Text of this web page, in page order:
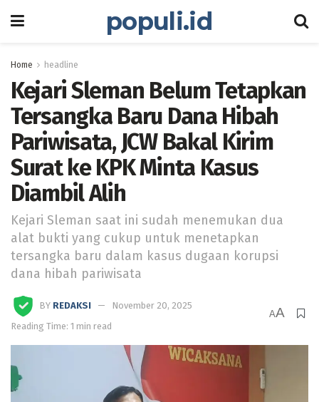
populi.id
Home headline
Kejari Sleman Belum Tetapkan
Tersangka Baru Dana Hibah
Pariwisata, JCW Bakal Kirim
Surat ke KPK Minta Kasus
Diambil Alih
Kejari Sleman saat ini sudah menemukan dua
alat bukti yang cukup untuk menetapkan
tersangka baru dalam kasus dugaan korupsi
dana hibah pariwisata
BY REDAKSI
November 20, 2025
Reading Time: 1 min read
AA